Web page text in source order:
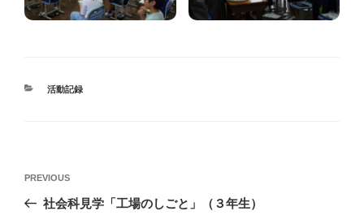
CATEGORIES
活動記録
ナ
Previous
Post
PREVIOUS
社会科見学「工場のしごと」（３年生）